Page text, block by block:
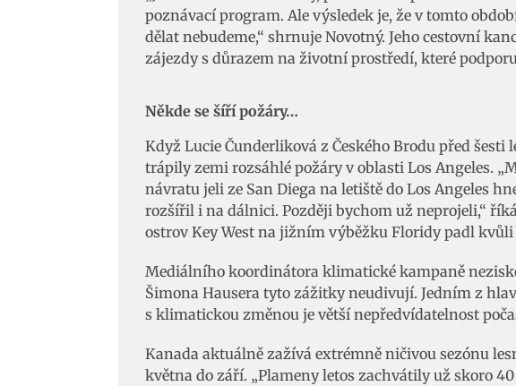
poznávací program. Ale výsledek je, že v tomto
dělat nebudeme,“ shrnuje Novotný. Jeho cestovní
zájezdy s důrazem na životní prostředí, které
Někde se šíří požáry…
Když Lucie Čunderliková z Českého Brodu před šesti
trápily zemi rozsáhlé požáry v oblasti Los Angeles.
návratu jeli ze San Diega na letiště do Los Angeles
rozšířil i na dálnici. Později bychom už neprojeli,“
ostrov Key West na jižním výběžku Floridy padl
Mediálního koordinátora klimatické kampaně
Šimona Hausera tyto zážitky neudivují. Jedním z
s klimatickou změnou je větší nepředvídatelnost
Kanada aktuálně zažívá extrémně ničivou sezónu
května do září. „Plameny letos zachvátily už skoro